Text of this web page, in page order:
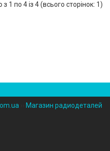
з 1 по 4 із 4 (всього сторінок: 1)
Магазин радиодеталей